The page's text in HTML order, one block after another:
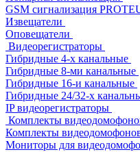
GSM сигнализация
Извещатели
Оповещатели
Видеорегистраторы
Гибридные 4-х канальные
Гибридные 8-ми канальные
Гибридные 16-и канальные
Гибридные 24/32-х
IP видеорегистраторы
Комплекты
Комплекты
Мониторы для